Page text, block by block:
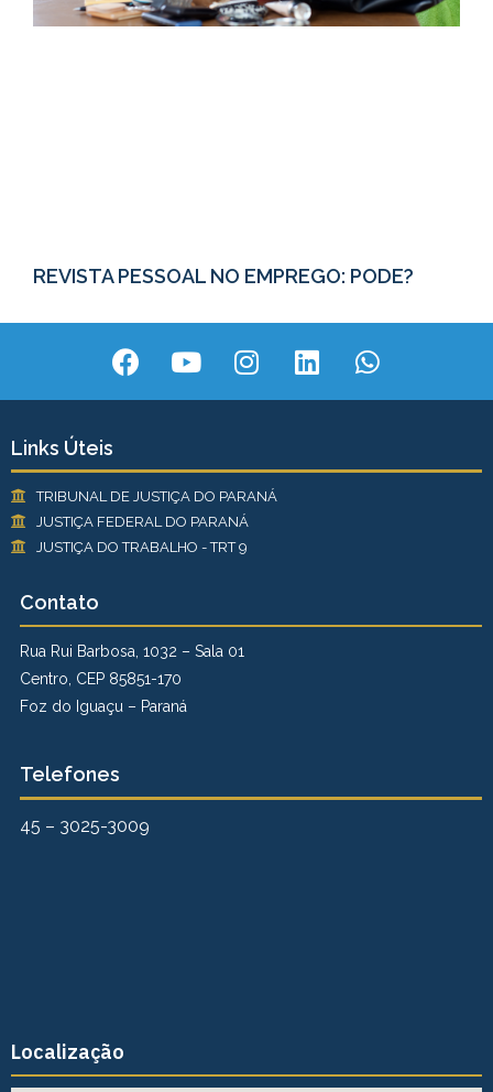
REVISTA PESSOAL NO EMPREGO: PODE?
Links Úteis
TRIBUNAL DE JUSTIÇA DO PARANÁ
JUSTIÇA FEDERAL DO PARANÁ
JUSTIÇA DO TRABALHO - TRT 9
Contato
Rua Rui Barbosa, 1032 – Sala 01
Centro, CEP 85851-170
Foz do Iguaçu – Paraná
Telefones
45 – 3025-3009
Localização